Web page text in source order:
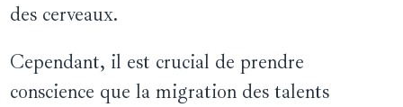
des cerveaux.
Cependant, il est crucial de prendre
conscience que la migration des talents